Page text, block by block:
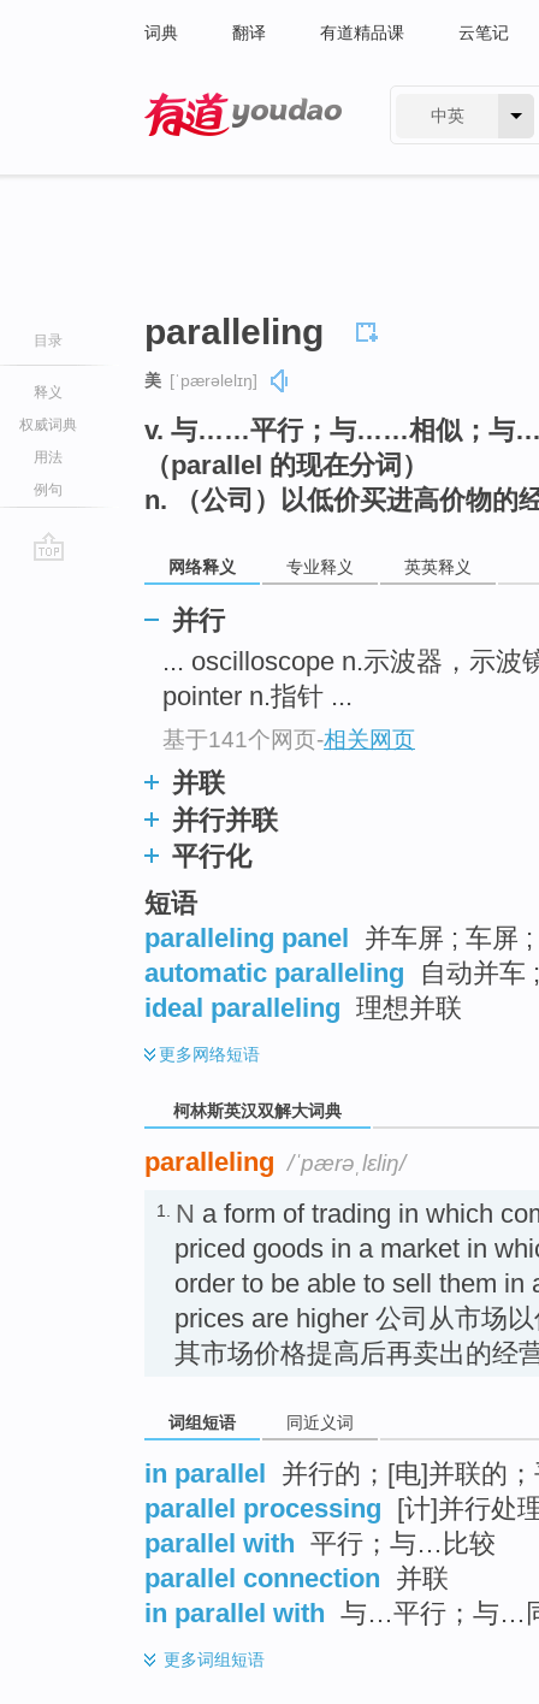
词典 翻译 有道精品课 云笔记
中英
目录
释义
权威词典
用法
例句
paralleling
美 [ˈpærəlelɪŋ]
v. 与……平行；与……相似；与
（parallel 的现在分词）
n. （公司）以低价买进高价物的
网络释义 专业释义 英英释义
并行
... oscilloscope n.示波器，示波
pointer n.指针 ...
基于141个网页-相关网页
并联
并行并联
平行化
短语
paralleling panel 并车屏 ; 车屏
automatic paralleling
自动并车
ideal paralleling 理想并联
更多网络短语
柯林斯英汉双解大词典
paralleling /ˈpærəˌlɛliŋ/
1. N a form of trading in which
priced goods in a market in
order to be able to sell them in
prices are higher 公司从市场
其市场价格提高后再卖出的经
词组短语 同近义词
in parallel 并行的；[电]并联的
parallel processing [计]并行处
parallel with 平行；与…比较
parallel connection 并联
in parallel with 与…平行；与…
更多词组短语